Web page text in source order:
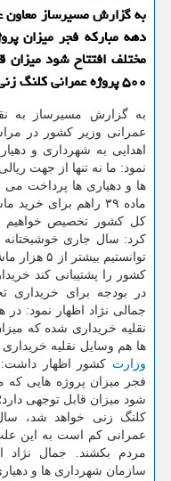
به گزارش مسیرساز معاون
دهه مباركه فجر میزان
۵۰۰ پروژه عمرانی كلنگ زنی خواهد شد.
به گزارش مسیرساز به
عمرانی وزیر كشور در
اهدایی به شهرداری و
نمود: ما نه تنها از جهت
ها و دهیاری ها پرداخت می
ماده ۳۹ راهم برای
كل كشور تخصیص خواهیم
كرد: سال جاری
توانستیم
كشور را پشتیبانی كند
در بودجه برای خریداری
نقلیه خریداری شده كه
ها هم وسایل نقلیه
وزارت كشور اظهار داشت:
فجر میزان پروژه هایی كه
كلنگ زنی خواهد شد،
عمرانی كم است به این
مردم بكشند. جمال نژاد